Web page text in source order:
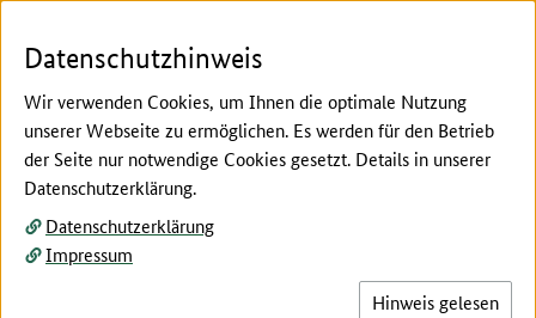
Hier beginnt der Hauptinhalt dieser Seite
Jahrbuchtabellen aktualisiert
Hier finden Sie die im Juli 2026 aktualisierten
Tabellen des Statistischen Jahrbuchs.
Datenschutzhinweis
Wir verwenden Cookies, um Ihnen die optimale Nutzung
unserer Webseite zu ermöglichen. Es werden für den Betrieb
der Seite nur notwendige Cookies gesetzt. Details in unserer
Datenschutzerklärung.
Datenschutzerklärung
Impressum
Hinweis gelesen